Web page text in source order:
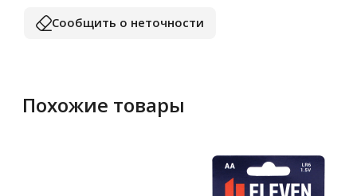
Сообщить о неточности
Похожие товары